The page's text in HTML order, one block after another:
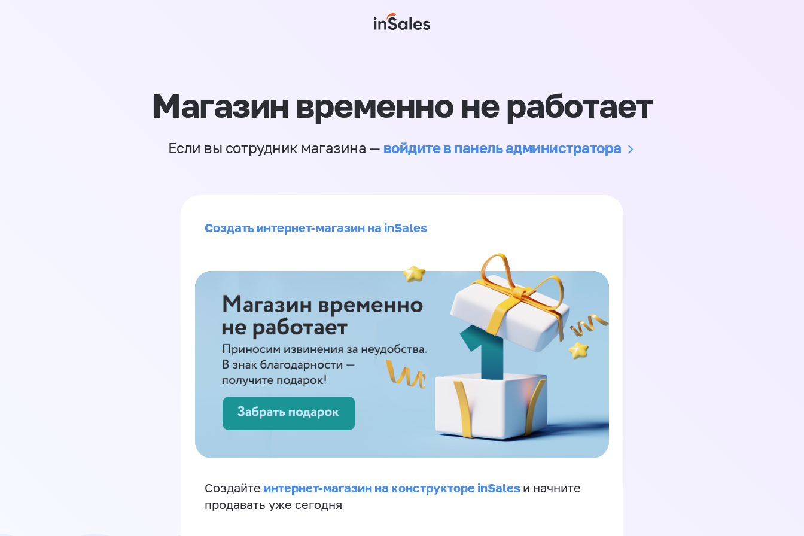
Магазин временно не работает
Если вы сотрудник магазина — войдите в панель администратора
Создать интернет-магазин на inSales
Создайте интернет-магазин на конструкторе inSales и начните
продавать уже сегодня